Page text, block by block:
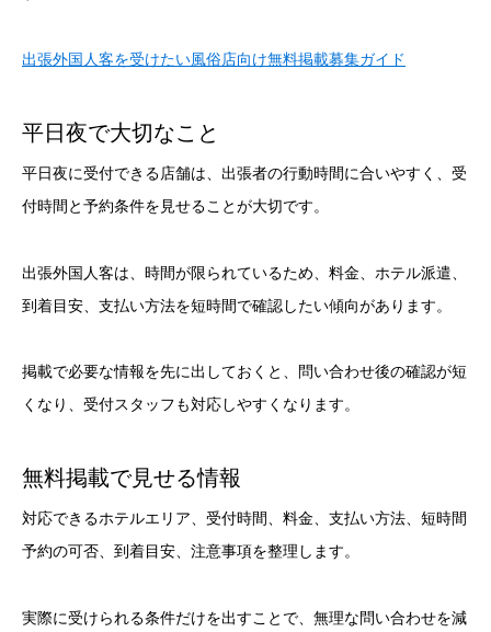
出張外国人客を受けたい風俗店向け無料掲載募集ガイド
平日夜で大切なこと
平日夜に受付できる店舗は、出張者の行動時間に合いやすく、受
付時間と予約条件を見せることが大切です。
出張外国人客は、時間が限られているため、料金、ホテル派遣、
到着目安、支払い方法を短時間で確認したい傾向があります。
掲載で必要な情報を先に出しておくと、問い合わせ後の確認が短
くなり、受付スタッフも対応しやすくなります。
無料掲載で見せる情報
対応できるホテルエリア、受付時間、料金、支払い方法、短時間
予約の可否、到着目安、注意事項を整理します。
実際に受けられる条件だけを出すことで、無理な問い合わせを減